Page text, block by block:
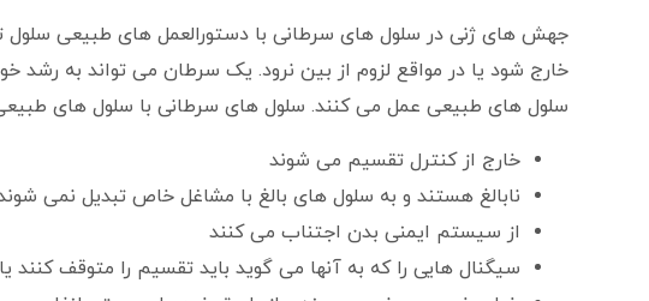
جهش های ژنی در سلول های سرطانی با دستورالعمل های طبیعی سلول
خارج شود یا در مواقع لزوم از بین نرود. یک سرطان می تواند به رشد
سلول های طبیعی عمل می کنند. سلول های سرطانی با سلول های
خارج از کنترل تقسیم می شوند
نابالغ هستند و به سلول های بالغ با مشاغل خاص تبدیل نمی
از سیستم ایمنی بدن اجتناب می کنند
سیگنال هایی را که به آنها می گوید باید تقسیم را متوقف کنند یا